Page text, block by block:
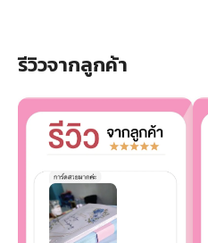
รีวิวจากลูกค้า